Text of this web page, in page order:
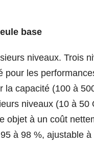
base
niveaux. Trois
pour les
la capacité (100 à
niveaux (10 à
objet à un coût
à 98 %, ajustable